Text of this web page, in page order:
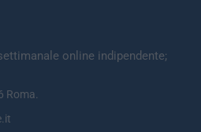
online indipendente;
Roma.